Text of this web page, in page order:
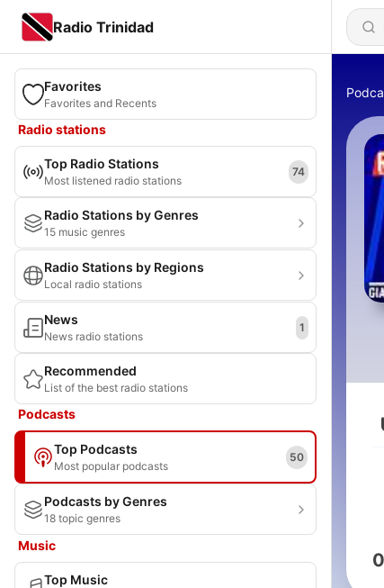
Radio Trinidad
Favorites
Favorites and Recents
Radio stations
Top Radio Stations
Most listened radio stations
74
Radio Stations by Genres
15 music genres
Radio Stations by Regions
Local radio stations
News
News radio stations
1
Recommended
List of the best radio stations
Podcasts
Top Podcasts
Most popular podcasts
50
Podcasts by Genres
18 topic genres
Music
Top Music